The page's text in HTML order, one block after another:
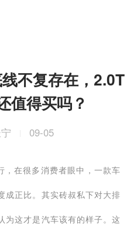
不复存在，2.0T
值得买吗？
09-05
，在很多消费者眼中，一款车
成正比。其实砖叔私下对大排
为这才是汽车该有的样子。这